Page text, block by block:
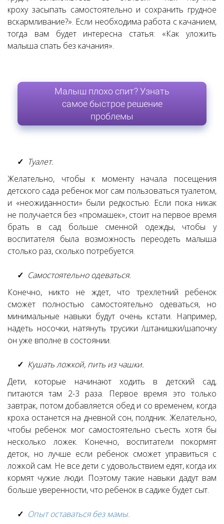
кроху засыпать самостоятельно и сохранить грудное
вскармливание?». Если необходима работа с качанием,
тогда вам будет интересна статья: «Как уложить
малыша спать без качания».
Малыш плохо спит? Узнать
самое быстрое решение
проблемы
Туалет.
Желательно, чтобы к моменту начала посещения
детского сада ребенок мог сам пользоваться туалетом,
и «неожиданности» были редкостью. Если пока никак
не получается без «промашек», стоит на первое время
брать в сад больше сменной одежды, чтобы у
воспитателя была возможность переодеть малыша
столько раз, сколько потребуется.
Самостоятельно одеваться.
Конечно, никто не ждет, что трехлетний ребенок
сможет полностью самостоятельно одеваться, но
минимальные навыки будут очень кстати. Например,
надеть носочки, натянуть трусики /штанишки/шапочку
он уже вполне в состоянии.
Кушать ложкой, пить из чашки.
Дети, которые начинают ходить в детский сад,
питаются там 2-3 раза. Первое время это только
завтрак, потом добавляется обед и со временем, когда
кроха останется на дневной сон, полдник. Желательно,
чтобы ребенок мог самостоятельно съесть хотя бы
несколько ложек. Конечно, воспитатели покормят
деток, но лучше если ребенок сможет управиться с
ложкой сам. Не все дети с удовольствием едят, когда их
кормят чужие люди. Поэтому такие навыки дадут вам
больше уверенности, что ребенок в садике будет сыт.
Опыт оставаться без мамы.